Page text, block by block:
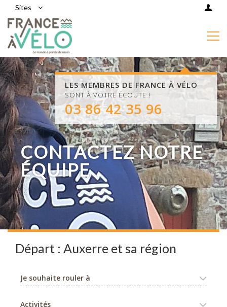
Sites
CONTACTEZ NOTRE
ÉQUIPE
LES MEMBRES DE FRANCE À VÉLO
SONT À VOTRE ÉCOUTE !
03 86 42 35 96
Départ : Auxerre et sa région
Je souhaite rouler à
Activités